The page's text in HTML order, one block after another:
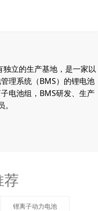
立的生产基地，是一家以
理系统（BMS）的锂电池
电池组，BMS研发、生产
荐
锂离子动力电池